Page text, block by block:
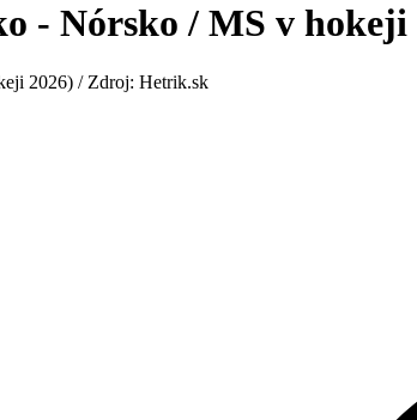
- Nórsko / MS v hokeji
2026) / Zdroj: Hetrik.sk